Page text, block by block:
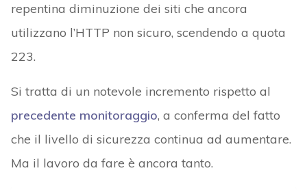
repentina diminuzione dei siti che ancora
utilizzano l’HTTP non sicuro, scendendo a quota
223.
Si tratta di un notevole incremento rispetto al
precedente monitoraggio, a conferma del fatto
che il livello di sicurezza continua ad aumentare.
Ma il lavoro da fare è ancora tanto.